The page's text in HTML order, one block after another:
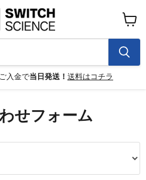
入金で当日発送！ 送料はコチラ
カ
ー
ト
を
見
せフォーム